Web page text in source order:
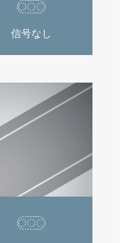
信号なし